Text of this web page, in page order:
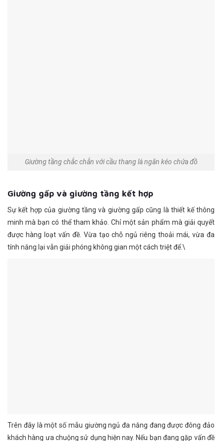
Giường tầng chắc chắn với cầu thang là ngăn kéo chứa đồ
Giường gấp và giường tầng kết hợp
Sự kết hợp của giường tầng và giường gấp cũng là thiết kế thông
minh mà bạn có thể tham khảo. Chỉ một sản phẩm mà giải quyết
được hàng loạt vấn đề. Vừa tạo chỗ ngủ riêng thoải mái, vừa đa
tính năng lại vẫn giải phóng không gian một cách triệt để.\
Trên đây là một số mẫu giường ngủ đa năng đang được đông đảo
khách hàng ưa chuộng sử dụng hiện nay. Nếu bạn đang gặp vấn đề